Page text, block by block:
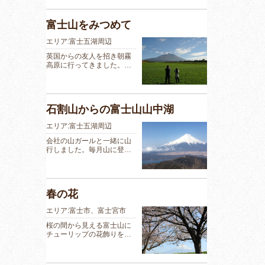
富士山をみつめて
エリア:富士五湖周辺
英国からの友人を招き朝霧
高原に行ってきました。…
石割山からの富士山山中湖
エリア:富士五湖周辺
会社の山ガールと一緒に山
行しました。毎月山に登…
春の花
エリア:富士市、富士宮市
桜の間から見える富士山に
チューリップの花飾りを…